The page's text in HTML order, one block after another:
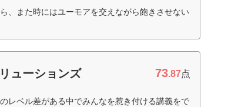
、また時にはユーモアを交えながら飽きさせない
ューションズ 73.87点
レベル差がある中でみんなを惹き付ける講義をで